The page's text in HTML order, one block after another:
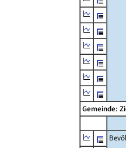
Gemeinde: